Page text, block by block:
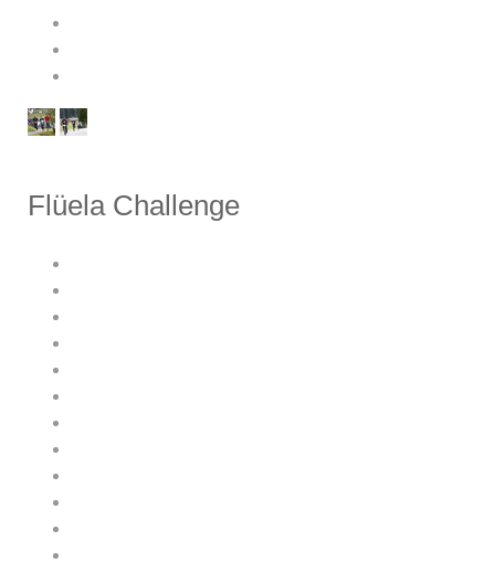
Flüela Challenge